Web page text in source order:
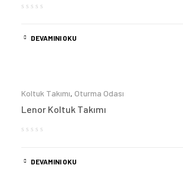
DEVAMINI OKU
Koltuk Takımı, Oturma Odası
Lenor Koltuk Takımı
DEVAMINI OKU